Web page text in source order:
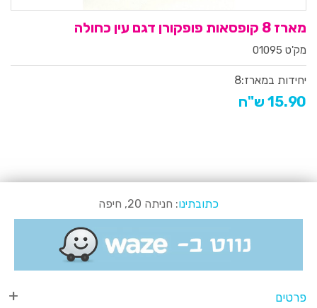
מארז 8 קופסאות פופקורן דגם עין כחולה
מק'ט 01095
יחידות במארז:8
15.90 ש"ח
כתובתינו: חניתה 20, חיפה
פרטים